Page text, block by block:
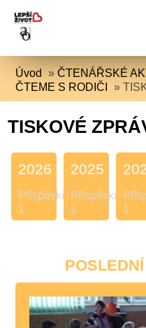
Úvod »ČTENÁŘSKÉ
ČTEME S RODIČI
»
TISKOVÉ
2026
Příspěvků:
1
2025
Příspěvků:
1
1